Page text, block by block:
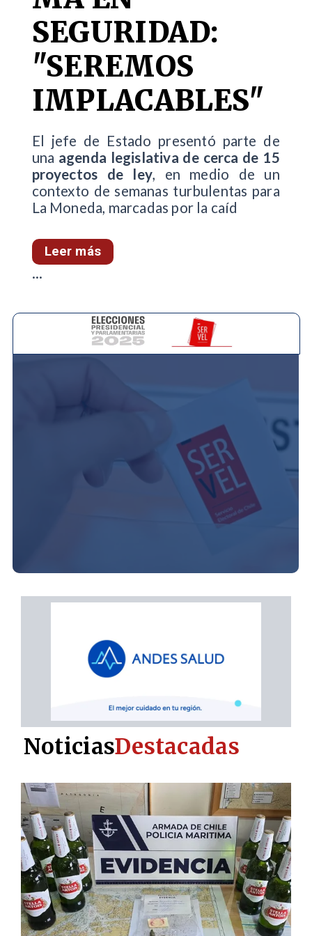
SEGURIDAD:
"SEREMOS
IMPLACABLES"
El jefe de Estado presentó parte de
una agenda legislativa de cerca de 15
proyectos de ley, en medio de un
contexto de semanas turbulentas para
La Moneda, marcadas por la caíd
Leer más
...
NoticiasDestacadas